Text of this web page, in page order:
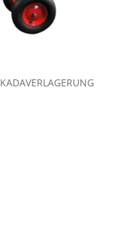
KADAVERLAGERUNG